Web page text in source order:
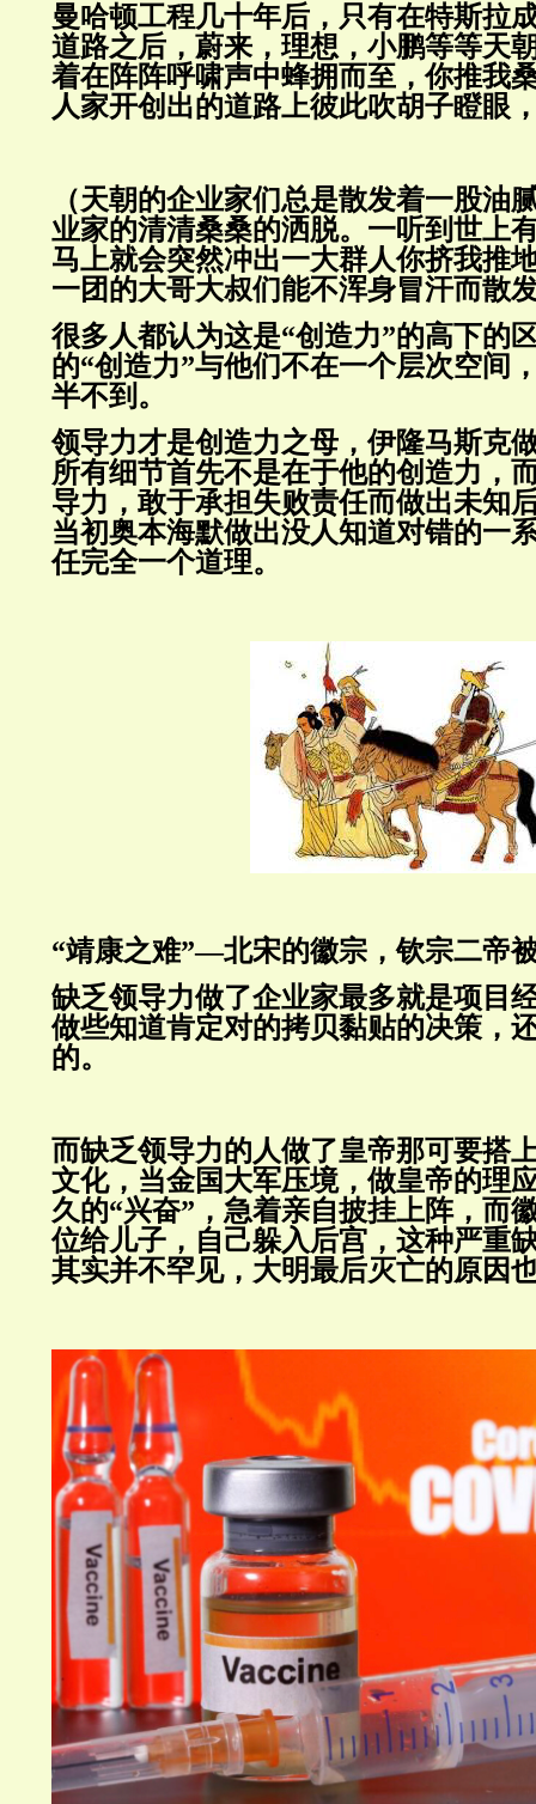
曼哈顿工程几十年后，只有在特斯拉
道路之后，蔚来，理想，小鹏等等天
着在阵阵呼啸声中蜂拥而至，你推我
人家开创出的道路上彼此吹胡子瞪眼
（天朝的企业家们总是散发着一股油
业家的清清桑桑的洒脱。一听到世上
马上就会突然冲出一大群人你挤我推
一团的大哥大叔们能不浑身冒汗而散
很多人都认为这是“创造力”的高下的
的“创造力”与他们不在一个层次空间
半不到。
领导力才是创造力之母，伊隆马斯克
所有细节首先不是在于他的创造力，
导力，敢于承担失败责任而做出未知
当初奥本海默做出没人知道对错的一
任完全一个道理。
“靖康之难”—北宋的徽宗，钦宗二帝
缺乏领导力做了企业家最多就是项目
做些知道肯定对的拷贝黏贴的决策，
的。
而缺乏领导力的人做了皇帝那可要搭
文化，当金国大军压境，做皇帝的理
久的“兴奋”，急着亲自披挂上阵，而
位给儿子，自己躲入后宫，这种严重
其实并不罕见，大明最后灭亡的原因